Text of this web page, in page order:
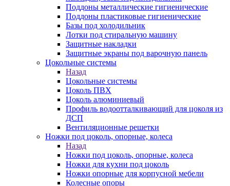
Поддоны металлические гигиенические
Поддоны пластиковые гигиенические
Базы под холодильник
Лотки под стиральную машину
Защитные накладки
Защитные экраны под варочную панель
Цокольные системы
Назад
Цокольные системы
Цоколь ПВХ
Цоколь алюминиевый
Профиль водоотталкивающий для цоколя из
ДСП
Вентиляционные решетки
Ножки под цоколь, опорные, колеса
Назад
Ножки под цоколь, опорные, колеса
Ножки для кухни под цоколь
Ножки опорные для корпусной мебели
Колесные опоры